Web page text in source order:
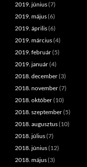
2019. június(7)
2019. május(6)
2019. április(6)
2019. március(4)
2019. február(5)
2019. január(4)
2018. december(3)
2018. november(7)
2018. október(10)
2018. szeptember(5)
2018. augusztus(10)
2018. július(7)
2018. június(12)
2018. május(3)